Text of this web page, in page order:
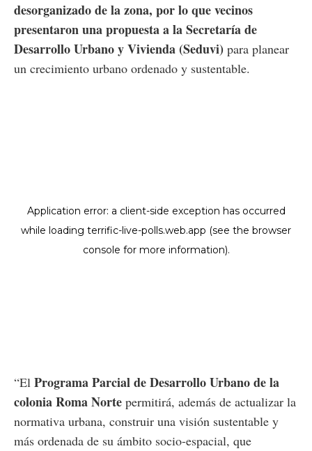
desorganizado de la zona, por lo que vecinos
presentaron una propuesta a la Secretaría de
Desarrollo Urbano y Vivienda (Seduvi) para planear
un crecimiento urbano ordenado y sustentable.
“El Programa Parcial de Desarrollo Urbano de la
colonia Roma Norte permitirá, además de actualizar la
normativa urbana, construir una visión sustentable y
más ordenada de su ámbito socio-espacial, que